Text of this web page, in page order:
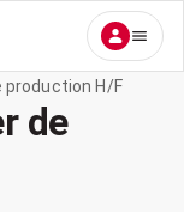
production H/F
de